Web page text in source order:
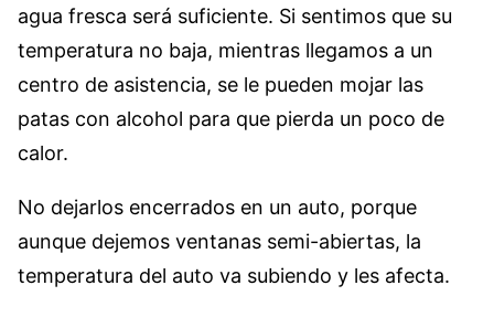
agua fresca será suficiente. Si sentimos que su
temperatura no baja, mientras llegamos a un
centro de asistencia, se le pueden mojar las
patas con alcohol para que pierda un poco de
calor.
No dejarlos encerrados en un auto, porque
aunque dejemos ventanas semi-abiertas, la
temperatura del auto va subiendo y les afecta.